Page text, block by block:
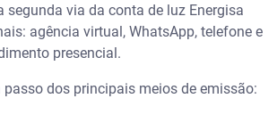
segunda via da conta de luz Energisa
agência virtual, WhatsApp, telefone e
presencial.
passo dos principais meios de emissão: